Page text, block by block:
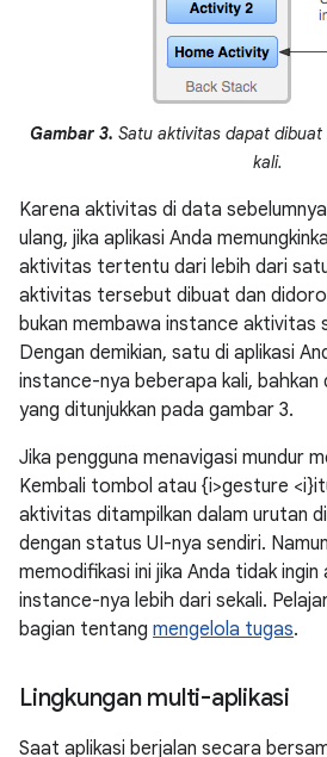
Gambar 3. Satu aktivitas dapat
kali.
Karena aktivitas di data
ulang, jika aplikasi Anda
aktivitas tertentu dari lebih dari
aktivitas tersebut dibuat dan
bukan membawa instance aktivitas
Dengan demikian, satu di aplikasi
instance-nya beberapa kali,
yang ditunjukkan pada gambar 3.
Jika pengguna menavigasi mundur
Kembali tombol atau {i>gesture
aktivitas ditampilkan dalam urutan
dengan status UI-nya sendiri.
memodifikasi ini jika Anda tidak
instance-nya lebih dari sekali.
bagian tentang mengelola tugas.
Lingkungan multi-aplikasi
Saat aplikasi berjalan secara